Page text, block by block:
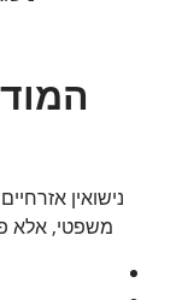
נישואין
משפטי, אלא